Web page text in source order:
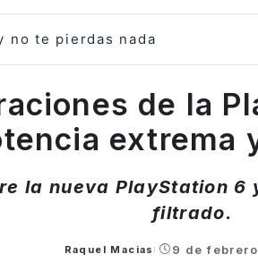
no te pierdas nada
de la
extrema
la nueva PlayStation 6
filtrado.
Posted
Raquel Macias 9 de